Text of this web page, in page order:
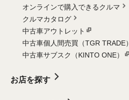
オンラインで購入できるクルマ
クルマカタログ
中古車アウトレット
中古車個人間売買（TGR TRADE）
中古車サブスク（KINTO ONE）
お店を探す